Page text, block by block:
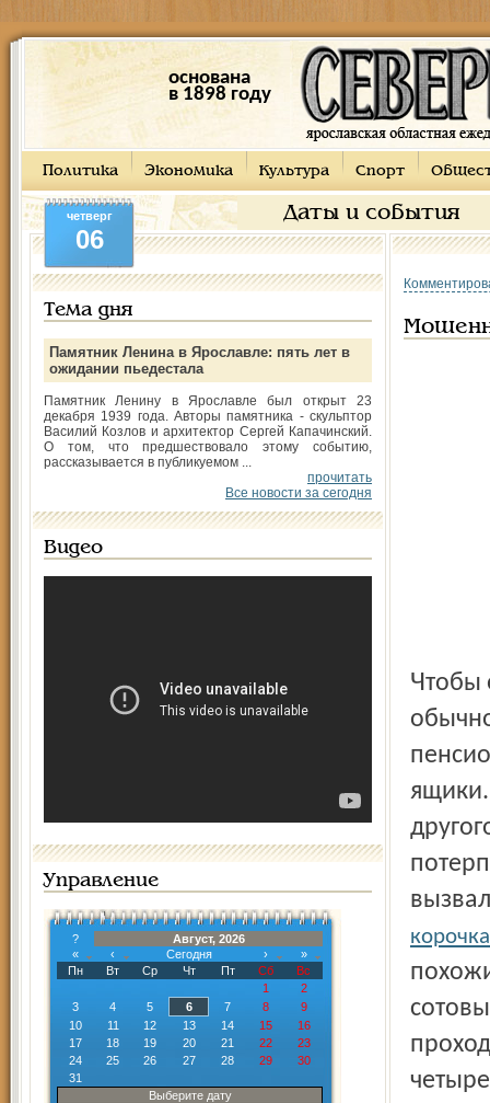
основана
в 1898 году
Политика Экономика Культура Спорт
Даты и события
четверг
06
Тема дня
Памятник Ленина в Ярославле: пять лет в
ожидании пьедестала
Памятник Ленину в Ярославле был открыт 23
декабря 1939 года. Авторы памятника - скульптор
Василий Козлов и архитектор Сергей Капачинский.
О том, что предшествовало этому событию,
рассказывается в публикуемом ...
прочитать
Все новости за сегодня
Видео
Управление
?
Август, 2026
«
‹ Сегодня ›
»
Пн
Вт Ср Чт Пт Сб
Вс
1
2
3
4 5 6 7 8
9
10
11 12 13 14 15
16
17
18 19 20 21 22
23
24
25 26 27 28 29
30
31
Выберите дату
Чтобы остаться одному в комнате, лжемилиционер
ящики.